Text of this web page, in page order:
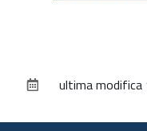
documentoultima modifica